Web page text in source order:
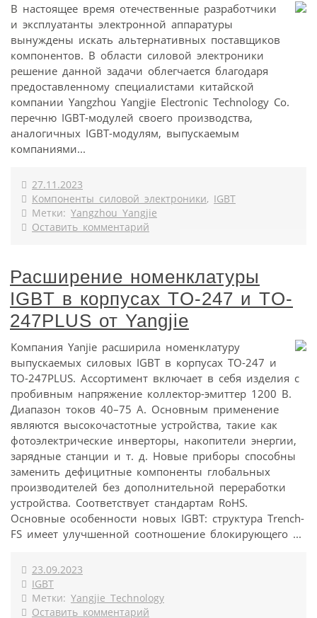
В настоящее время отечественные разработчики
и эксплуатанты электронной аппаратуры
вынуждены искать альтернативных поставщиков
компонентов. В области силовой электроники
решение данной задачи облегчается благодаря
предоставленному специалистами китайской
компании Yangzhou Yangjie Electronic Technology Co.
перечню IGBT-модулей своего производства,
аналогичных IGBT-модулям, выпускаемым
компаниями...
27.11.2023
Компоненты силовой электроники, IGBT
Метки: Yangzhou Yangjie
Оставить комментарий
Расширение номенклатуры
IGBT в корпусах TO-247 и TO-
247PLUS от Yangjie
Компания Yanjie расширила номенклатуру
выпускаемых силовых IGBT в корпусах TO-247 и
TO-247PLUS. Ассортимент включает в себя изделия с
пробивным напряжение коллектор-эмиттер 1200 В.
Диапазон токов 40–75 А. Основным применение
являются высокочастотные устройства, такие как
фотоэлектрические инверторы, накопители энергии,
зарядные станции и т. д. Новые приборы способны
заменить дефицитные компоненты глобальных
производителей без дополнительной переработки
устройства. Соответствует стандартам RoHS.
Основные особенности новых IGBT: структура Trench-
FS имеет улучшенной соотношение блокирующего ...
23.09.2023
IGBT
Метки: Yangjie Technology
Оставить комментарий